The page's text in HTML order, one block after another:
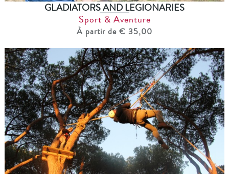
GLADIATORS AND LEGIONARIES
Sport & Aventure
À partir de € 35,00